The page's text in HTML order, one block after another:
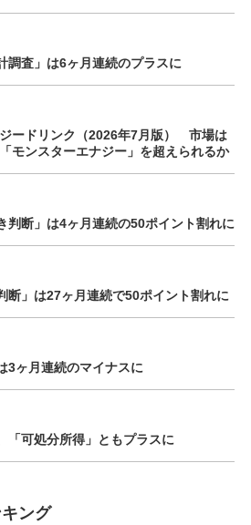
調査」は6ヶ月連続のプラスに
ードリンク（2026年7月版） 市場は
モンスターエナジー」を超えられるか
判断」は4ヶ月連続の50ポイント割れに
断」は27ヶ月連続で50ポイント割れに
3ヶ月連続のマイナスに
「可処分所得」ともプラスに
ング